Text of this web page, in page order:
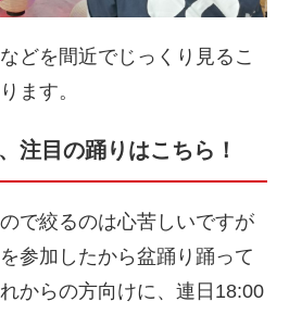
どを間近でじっくり見るこ
ます。
注目の踊りはこちら！
で絞るのは心苦しいですが
参加したから盆踊り踊って
からの方向けに、連日18:00